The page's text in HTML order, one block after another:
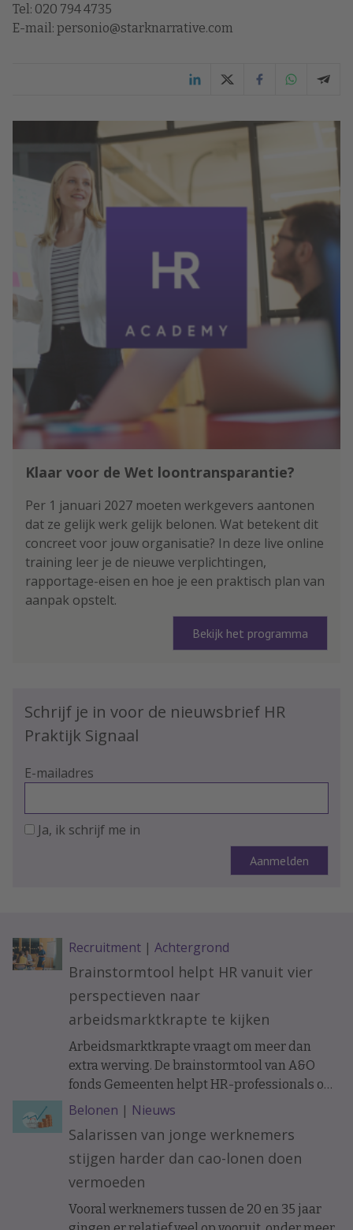
Tel: 020 794 4735
E-mail: personio@starknarrative.com
Klaar voor de Wet loontransparantie?
Per 1 januari 2027 moeten werkgevers aantonen
dat ze gelijk werk gelijk belonen. Wat betekent dit
concreet voor jouw organisatie? In deze live online
training leer je de nieuwe verplichtingen,
rapportage-eisen en hoe je een praktisch plan van
aanpak opstelt.
Bekijk het programma
Schrijf je in voor de nieuwsbrief HR
Praktijk Signaal
E-mailadres
Ja, ik schrijf me in
Recruitment| Achtergrond
Brainstormtool helpt HR vanuit vier
perspectieven naar
arbeidsmarktkrapte te kijken
Arbeidsmarktkrapte vraagt om meer dan
extra werving. De brainstormtool van A&O
fonds Gemeenten helpt HR-professionals om
samen met managers, financials, IT-
specialisten en medewerkers uit de business
personeelsvraagstukken vanuit vier
verschillende perspectieven te bekijken. Dat
moet leiden tot nieuwe oplossingen voor
organiseren van werk.
Belonen | Nieuws
Salarissen van jonge werknemers
stijgen harder dan cao-lonen doen
vermoeden
Vooral werknemers tussen de 20 en 35 jaar